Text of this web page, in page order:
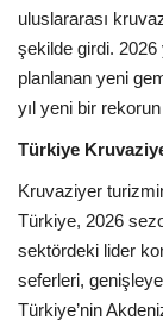
uluslararası
şekilde girdi. 2026
planlanan yeni
yıl yeni bir rekorun
Türkiye
Kruvaziyer
Türkiye, 2026
sektördeki lider
seferleri,
Türkiye’nin